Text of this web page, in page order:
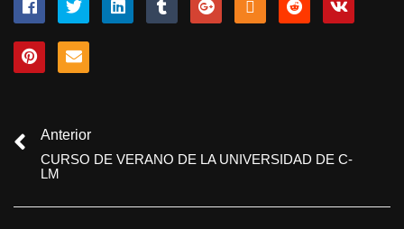
Anterior
CURSO DE VERANO DE LA UNIVERSIDAD DE C-
LM